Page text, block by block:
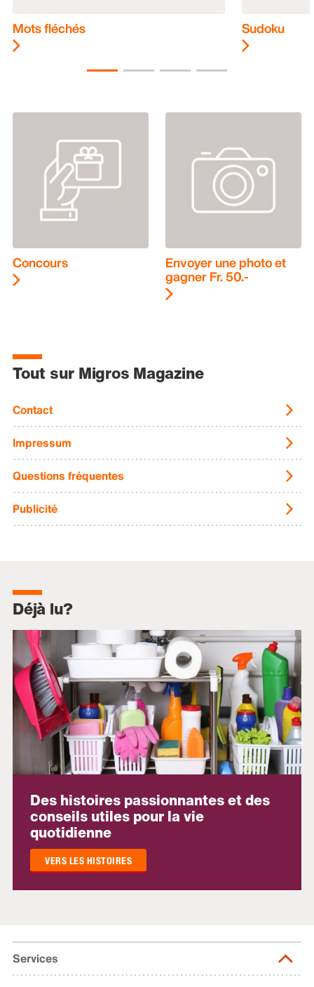
Mots fléchés Sudoku
Concours Envoyer une photo et
gagner Fr. 50.-
Tout sur Migros Magazine
Contact
Impressum
Questions fréquentes
Publicité
Déjà lu?
Des histoires passionnantes et des
conseils utiles pour la vie
quotidienne
VERS LES HISTOIRES
Services